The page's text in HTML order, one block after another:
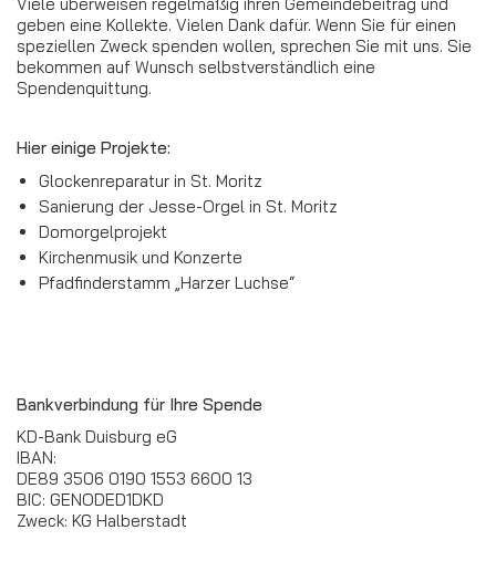
geben eine Kollekte. Vielen Dank dafür. Wenn Sie für einen
speziellen Zweck spenden wollen, sprechen Sie mit uns. Sie
bekommen auf Wunsch selbstverständlich eine
Spendenquittung.
Hier einige Projekte:
Glockenreparatur in St. Moritz
Sanierung der Jesse-Orgel in St. Moritz
Domorgelprojekt
Kirchenmusik und Konzerte
Pfadfinderstamm „Harzer Luchse“
Bankverbindung für Ihre Spende
KD-Bank Duisburg eG
IBAN:
DE89 3506 0190 1553 6600 13
BIC: GENODED1DKD
Zweck: KG Halberstadt